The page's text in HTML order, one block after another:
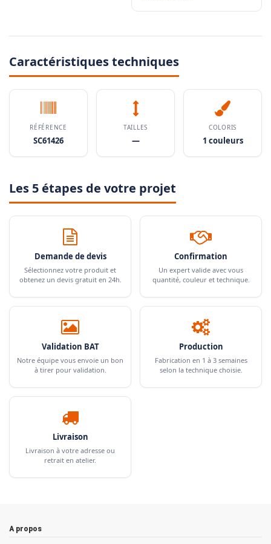
Caractéristiques techniques
RÉFÉRENCE
SC61426
TAILLES
—
COLORIS
1 couleurs
Les 5 étapes de votre projet
Demande de devis
Sélectionnez votre produit et
obtenez un devis gratuit en 24h.
Confirmation
Un expert valide avec vous
quantité, couleur et technique.
Validation BAT
Notre équipe vous envoie un bon
à tirer pour validation.
Production
Fabrication en 1 à 3 semaines
selon la technique choisie.
Livraison
Livraison à votre adresse ou
retrait en atelier.
A propos